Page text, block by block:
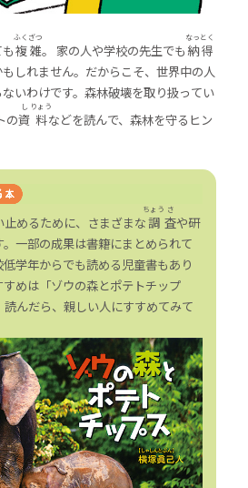
複
ふく
雑
ざつ
。 家の人や学校の先生でも 納
なっ
得
とく
しれません。だからこそ、世界中の人
いわけです。森林破壊を取り扱ってい
の資
し
料
りょう
などを読んで、森林を守るヒン
めるために、さまざまな調
ちょう
査
さ
や研
一部の成果は書籍にまとめられて
学年からでも読める児童書もあり
めは「ゾウの森とポテトチップ
んだら、親しい人にすすめてみて